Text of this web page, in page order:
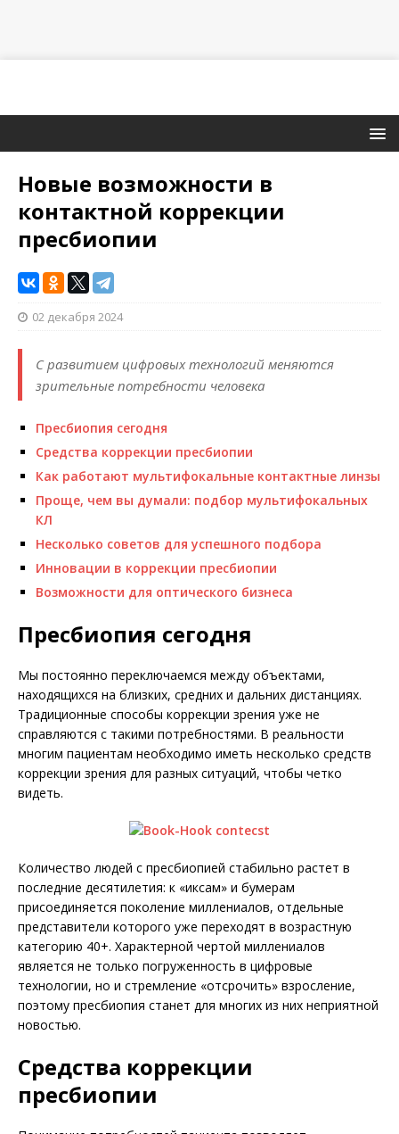
Новые возможности в
контактной коррекции
пресбиопии
02 декабря 2024
С развитием цифровых технологий меняются
зрительные потребности человека
Пресбиопия сегодня
Средства коррекции пресбиопии
Как работают мультифокальные контактные линзы
Проще, чем вы думали: подбор мультифокальных
КЛ
Несколько советов для успешного подбора
Инновации в коррекции пресбиопии
Возможности для оптического бизнеса
Пресбиопия сегодня
Мы постоянно переключаемся между объектами,
находящихся на близких, средних и дальних дистанциях.
Традиционные способы коррекции зрения уже не
справляются с такими потребностями. В реальности
многим пациентам необходимо иметь несколько средств
коррекции зрения для разных ситуаций, чтобы четко
видеть.
Количество людей с пресбиопией стабильно растет в
последние десятилетия: к «иксам» и бумерам
присоединяется поколение миллениалов, отдельные
представители которого уже переходят в возрастную
категорию 40+. Характерной чертой миллениалов
является не только погруженность в цифровые
технологии, но и стремление «отсрочить» взросление,
поэтому пресбиопия станет для многих из них неприятной
новостью.
Средства коррекции
пресбиопии